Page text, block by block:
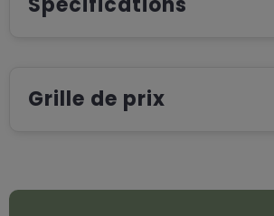
Grille de prix